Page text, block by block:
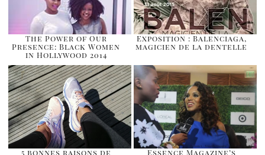
The Power of Our
Presence: Black Women
in Hollywood 2014
Exposition : Balenciaga,
magicien de la dentelle
5 bonnes raisons de
Essence Magazine’s